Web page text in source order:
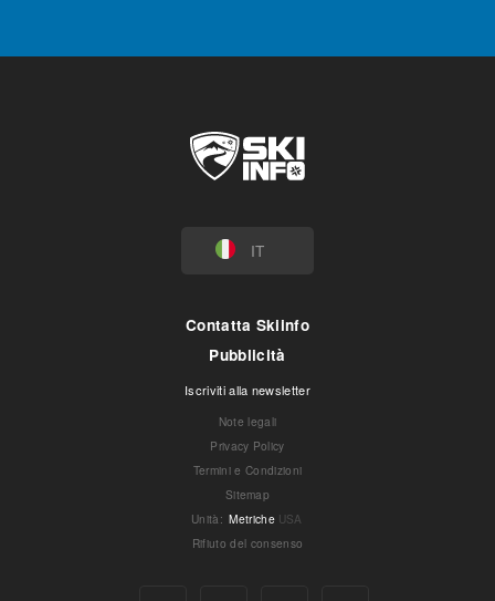
IT
Contatta Skiinfo
Pubblicità
Iscriviti alla newsletter
Note legali
Privacy Policy
Termini e Condizioni
Sitemap
Unità: Metriche USA
Rifiuto del consenso